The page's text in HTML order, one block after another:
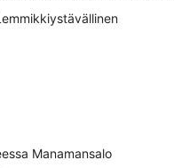
Manamansalo